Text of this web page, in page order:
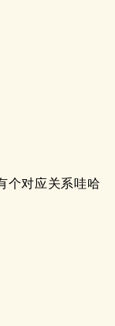
个对应关系哇哈